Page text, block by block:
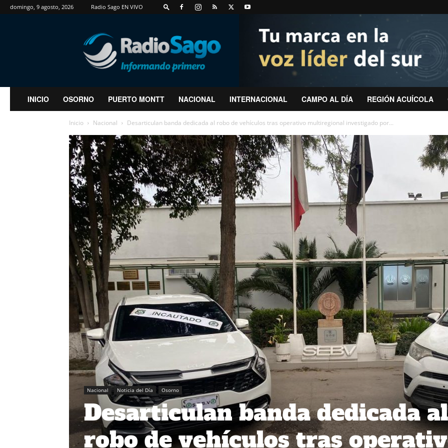
domingo, 9 agosto, 2026 Radio Sago EN VIVO
RadioSago
INICIO OSORNO PUERTO MONTT NACIONAL INTERNACIONAL CAMPO AL DÍA REGIÓN ACUÍCOLA
Inicio Nacional Desarticulan banda dedicada al robo de vehículos tras operativo multiregional investigado por...
Nacional Noticia del Día Osorno
Desarticulan banda dedicada al
robo de vehículos tras